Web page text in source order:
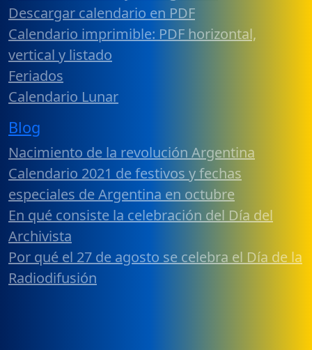
Descargar calendario en PDF
Calendario imprimible: PDF horizontal,
vertical y listado
Feriados
Calendario Lunar
Blog
Nacimiento de la revolución Argentina
Calendario 2021 de festivos y fechas
especiales de Argentina en octubre
En qué consiste la celebración del Día del
Archivista
Por qué el 27 de agosto se celebra el Día de la
Radiodifusión